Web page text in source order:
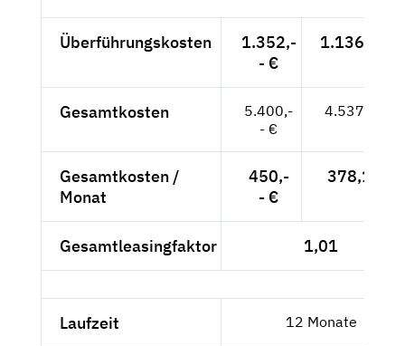
Überführungskosten
1.352,-
- €
1.136,13 €
Gesamtkosten
5.400,-
- €
4.537,82 €
Gesamtkosten /
Monat
450,-
- €
378,15 €
Gesamtleasingfaktor 1,01
Laufzeit 12 Monate